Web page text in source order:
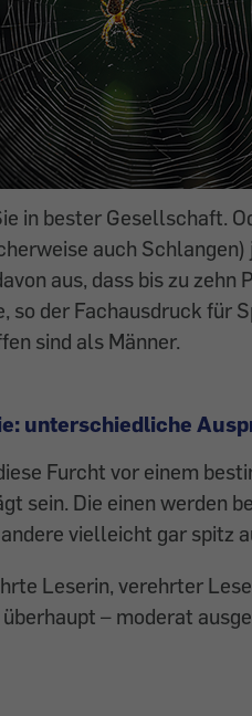
in bester Gesellschaft.
auch
aus, dass bis zu
so der Fachausdruck für
sind als Männer.
unterschiedliche
Furcht vor einem
sein. Die einen werden
vielleicht gar spitz
Leserin, verehrter
– moderat